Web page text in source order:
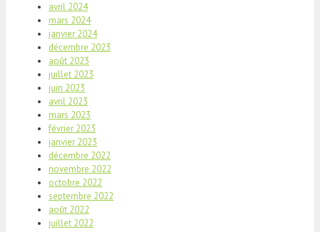
avril 2024
mars 2024
janvier 2024
décembre 2023
août 2023
juillet 2023
juin 2023
avril 2023
mars 2023
février 2023
janvier 2023
décembre 2022
novembre 2022
octobre 2022
septembre 2022
août 2022
juillet 2022